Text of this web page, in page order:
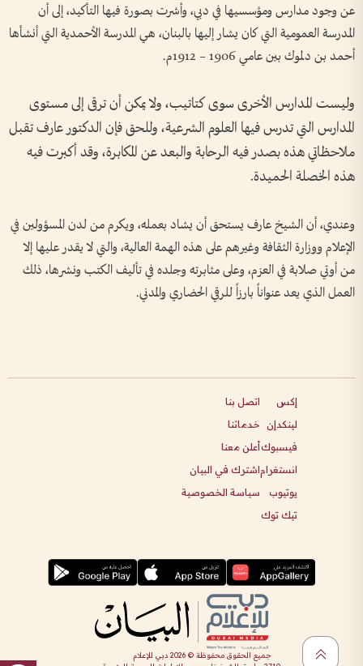
عن وجود مدارس ومؤسسيها في دبي، وأشرت بصورة فيها التأكيد، إلى أن
المدرسة العمومية التي كان يشار إليها بالبنان، هي المدرسة الأحمدية التي أنشأها
أحمد بن دلموك بين عامي 1906 – 1912م.
وليست المدارس الأخرى سوى كتاتيب، ولا يمكن أن ترقى إلى مستوى
المدارس التي تدرس فيها العلوم الشرعية، وللحق فإن الدكتور عارف تقبل
ملاحظاتي هذه بصدر فيه الرحابة والبعد عن المكابرة، وقد أكبرت فيه
هذه الخصلة الحميدة.
وعندي، أن الشيخ عارف يستحق أن يشاد بعمله، ويكرم من لدن المسؤولين في
الإعلام ووزارة الثقافة وغيرهم على هذه الهمة العالية، والتي لا يقدر عليها إلا
من أوتي صلابة في العزم، وعلى مثابرته وجلده في تأليف الكتب ونشرها، ذلك
العمل الذي يعد عنواناً بارزاً للرقي الحضاري والمدني.
إكس
لينكدإن
فيسبوك
انستغرام
يوتيوب
تيك توك
اتصل بنا
خدماتنا
أعلن معنا
اشترك في البيان
سياسة الخصوصية
جميع الحقوق محفوظة ©2026 دبي للإعلام